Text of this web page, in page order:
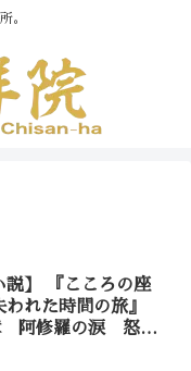
。
説】 『こころの座
れた時間の旅』
阿修羅の涙 怒り